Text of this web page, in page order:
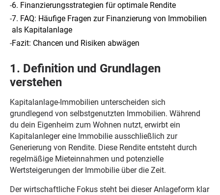
-6. Finanzierungsstrategien für optimale Rendite
-7. FAQ: Häufige Fragen zur Finanzierung von Immobilien
als Kapitalanlage
-Fazit: Chancen und Risiken abwägen
1. Definition und Grundlagen
verstehen
Kapitalanlage-Immobilien unterscheiden sich
grundlegend von selbstgenutzten Immobilien. Während
du dein Eigenheim zum Wohnen nutzt, erwirbt ein
Kapitalanleger eine Immobilie ausschließlich zur
Generierung von Rendite. Diese Rendite entsteht durch
regelmäßige Mieteinnahmen und potenzielle
Wertsteigerungen der Immobilie über die Zeit.
Der wirtschaftliche Fokus steht bei dieser Anlageform klar